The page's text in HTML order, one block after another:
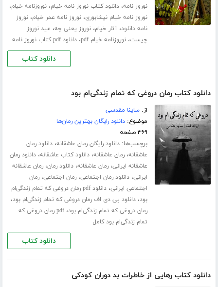
نوروز نامه،دانلود کتاب نوروز نامه خیام،نوروزنامه خیام،
نوروز نامه خیام نیشابوری،نوروز نامه عمر خیام،نوروز
نامه دانلود،آثار خیام،نوروز یعنی چه، عید نوروز
چیست،نوروزنامه خیام pdf ،دانلود pdf کتاب نوروز نامه
دانلود کتاب
دانلود کتاب رمان دروغی که تمام زندگی‌ام بود
از:ساینا مقدسی
موضوع:دانلود رایگان بهترین رمان‌ها
۳۶۹ صفحه
برچسب‌ها:دانلود رایگان رمان عاشقانه،دانلود رمان
عاشقانه،رمان عاشقانه،دانلود کتاب عاشقانه،دانلود رمان
عاشقانه ایرانی،رمان عاشقانه،دانلود رمان،رمان عاشقانه
ایرانی،دانلود رمان اجتماعی،رمان اجتماعی،رمان
اجتماعی ایرانی،
دانلود pdf رمان دروغی که تمام زندگی‌ام
بود،دانلود پی دی اف رمان دروغی که تمام زندگی‌ام بود،
رمان دروغی که تمام زندگی‌ام بود،
pdf رمان دروغی که
تمام زندگی‌ام بود کامل
دانلود کتاب
دانلود کتاب رهایی از خاطرات بد دوران کودکی